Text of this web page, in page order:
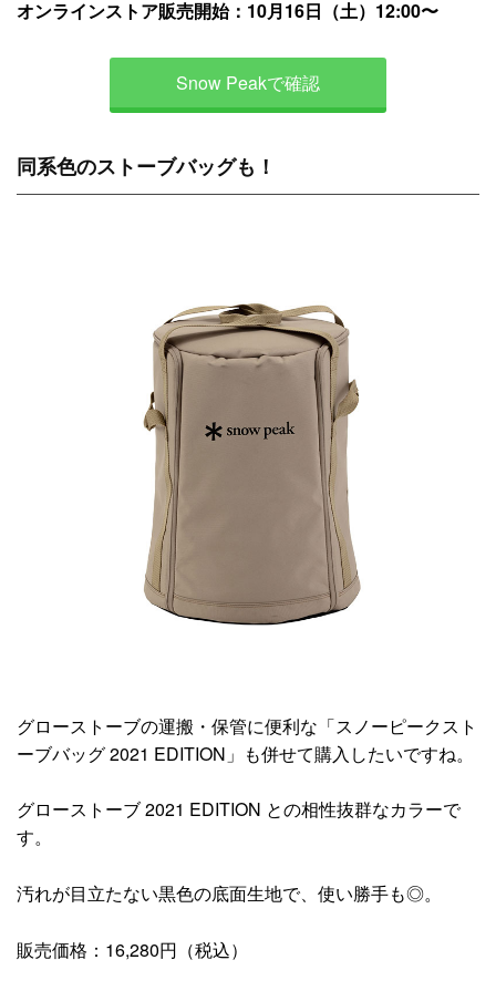
オンラインストア販売開始：10月16日（土）12:00〜
Snow Peakで確認
同系色のストーブバッグも！
グローストーブの運搬・保管に便利な「スノーピークスト
ーブバッグ 2021 EDITION」も併せて購入したいですね。
グローストーブ 2021 EDITION との相性抜群なカラーで
す。
汚れが目立たない黒色の底面生地で、使い勝手も◎。
販売価格：16,280円（税込）